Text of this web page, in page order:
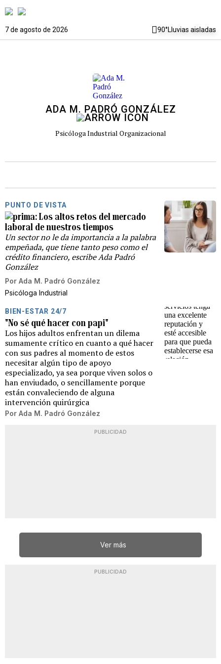
7 de agosto de 2026 90°Lluvias aisladas
ADA M. PADRÓ GONZÁLEZ
Psicóloga Industrial Organizacional
PUNTO DE VISTA
Los altos retos del mercado
laboral de nuestros tiempos
Un sector no le da importancia a la palabra
empeñada, que tiene tanto peso como el
crédito financiero, escribe Ada Padró
González
Por Ada M. Padró González
Psicóloga Industrial
BIEN-ESTAR 24/7
"No sé qué hacer con papi"
Los hijos adultos enfrentan un dilema
sumamente crítico en cuanto a qué hacer
con sus padres al momento de estos
necesitar algún tipo de apoyo
especializado, ya sea porque viven solos o
han enviudado, o sencillamente porque
están convaleciendo de alguna
intervención quirúrgica
Por Ada M. Padró González
PUBLICIDAD
Ver más
PUBLICIDAD